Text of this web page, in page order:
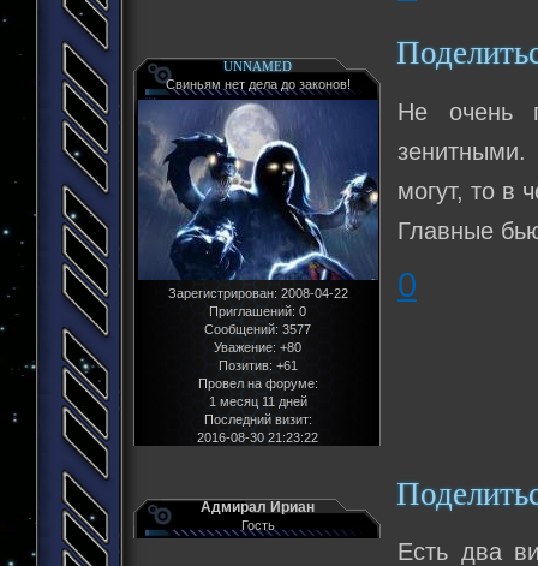
UNNAMED
Свиньям нет дела до законов!
Зарегистрирован: 2008-04-22
Приглашений: 0
Сообщений: 3577
Уважение: +80
Позитив: +61
Провел на форуме:
1 месяц 11 дней
Последний визит:
2016-08-30 21:23:22
Не очень
зенитными.
могут, то в
Главные
0
Адмирал Ириан
Гость
Есть два